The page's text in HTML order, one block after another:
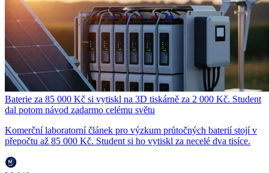
Baterie za 85 000 Kč si vytiskl na 3D tiskárně za 2 000 Kč. Student
dal potom návod zadarmo celému světu
Komerční laboratorní článek pro výzkum průtočných baterií stojí v
přepočtu až 85 000 Kč. Student si ho vytiskl za necelé dva tisíce.